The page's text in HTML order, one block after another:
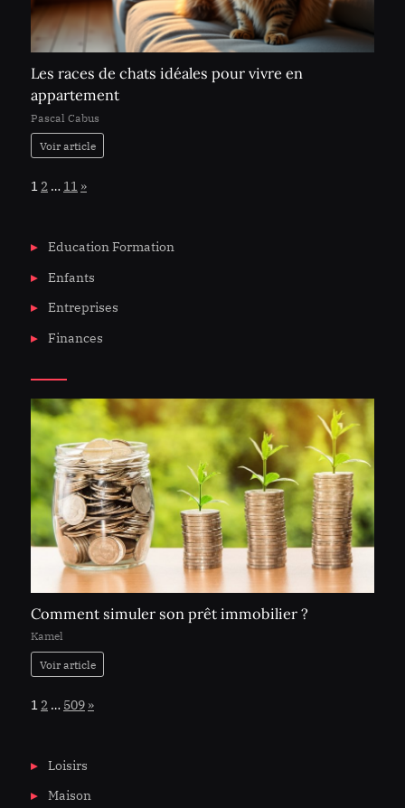
Les races de chats idéales pour vivre en
appartement
Pascal Cabus
Voir article
Page:
1 2 … 11 Next
»
Education Formation
Enfants
Entreprises
Finances
Comment simuler son prêt immobilier ?
Kamel
Voir article
Page:
1 2 … 509 Next
»
Loisirs
Maison